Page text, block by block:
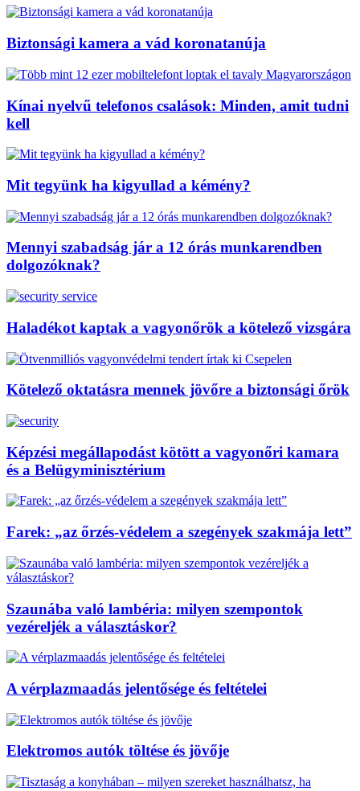
Biztonsági kamera a vád koronatanúja
Kínai nyelvű telefonos csalások: Minden, amit tudni
kell
Mit tegyünk ha kigyullad a kémény?
Mennyi szabadság jár a 12 órás munkarendben
dolgozóknak?
Haladékot kaptak a vagyonőrök a kötelező vizsgára
Kötelező oktatásra mennek jövőre a biztonsági őrök
Képzési megállapodást kötött a vagyonőri kamara
és a Belügyminisztérium
Farek: „az őrzés-védelem a szegények szakmája lett”
Szaunába való lambéria: milyen szempontok
vezéreljék a választáskor?
A vérplazmaadás jelentősége és feltételei
Elektromos autók töltése és jövője